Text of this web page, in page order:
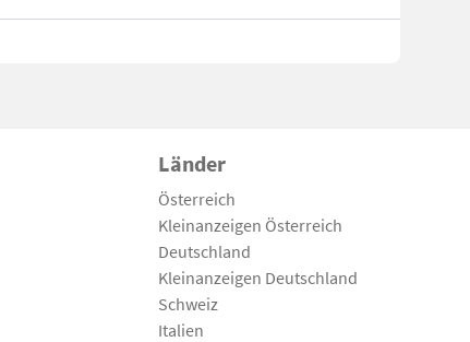
Länder
Österreich
Kleinanzeigen Österreich
Deutschland
Kleinanzeigen Deutschland
Schweiz
Italien